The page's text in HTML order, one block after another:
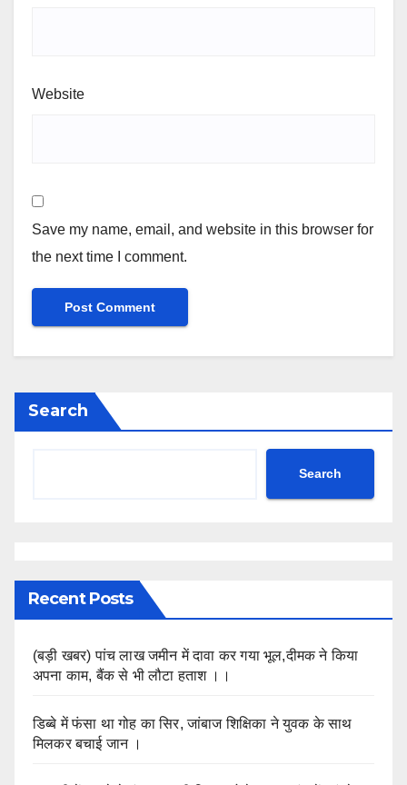
Website
Save my name, email, and website in this browser for
the next time I comment.
Search
Search
Recent Posts
(बड़ी खबर) पांच लाख जमीन में दावा कर गया भूल,दीमक ने किया
अपना काम, बैंक से भी लौटा हताश ।।
डिब्बे में फंसा था गोह का सिर, जांबाज शिक्षिका ने युवक के साथ
मिलकर बचाई जान ।